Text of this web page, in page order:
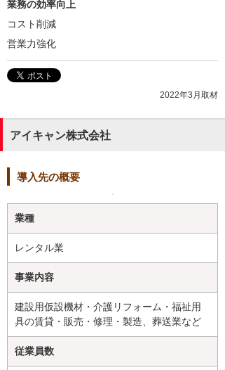
業務の効率向上
コスト削減
営業力強化
2022年3月取材
アイキャン株式会社
導入先の概要
業種
レンタル業
事業内容
建設用仮設機材・介護リフォーム・福祉用
具の賃貸・販売・修理・製造、葬送業など
従業員数